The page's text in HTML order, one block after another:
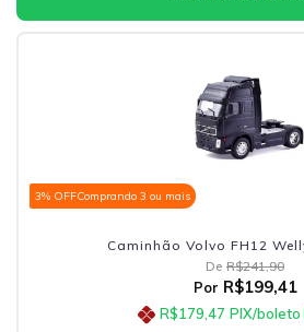
3% OFFComprando 3 ou mais
Caminhão Volvo FH12
De R$241,90
Por R$199,41
R$179,47 PIX/boleto